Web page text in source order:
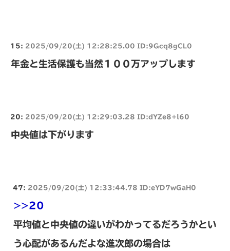
15: 2025/09/20(土) 12:28:25.00 ID:9Gcq8gCL0
年金と生活保護も当然１００万アップします
20: 2025/09/20(土) 12:29:03.28 ID:dYZe8+l60
中央値は下がります
47: 2025/09/20(土) 12:33:44.78 ID:eYD7wGaH0
>>20
平均値と中央値の違いがわかってるだろうかとい
う心配があるんだよな進次郎の場合は